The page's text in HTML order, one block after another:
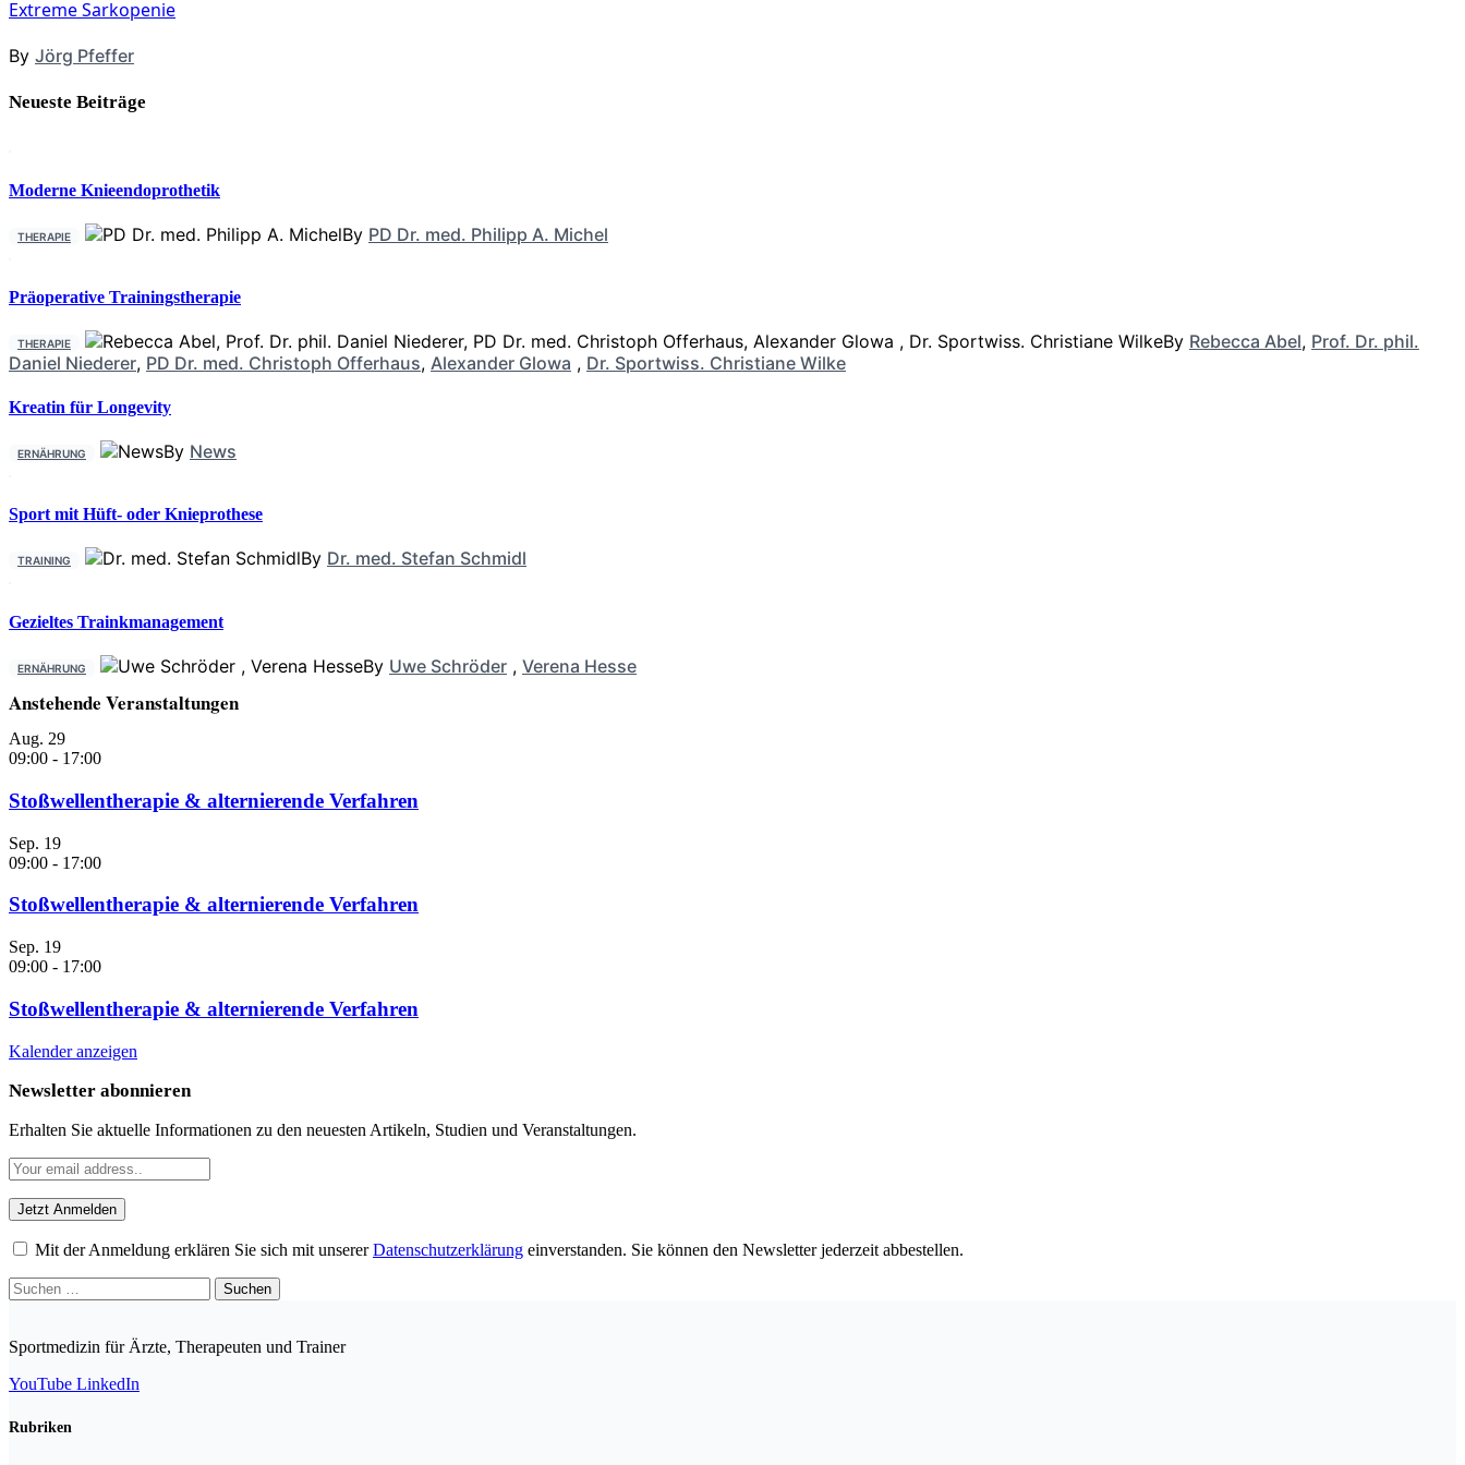
Extreme Sarkopenie
By Jörg Pfeffer
Neueste Beiträge
Moderne Knieendoprothetik
THERAPIE By PD Dr. med. Philipp A. Michel
Präoperative Trainingstherapie
THERAPIE By Rebecca Abel, Prof. Dr. phil.
Daniel Niederer, PD Dr. med. Christoph Offerhaus, Alexander Glowa , Dr. Sportwiss. Christiane Wilke
Kreatin für Longevity
ERNÄHRUNG By News
Sport mit Hüft- oder Knieprothese
TRAINING By Dr. med. Stefan Schmidl
Gezieltes Trainkmanagement
ERNÄHRUNG By Uwe Schröder , Verena Hesse
Anstehende Veranstaltungen
Aug. 29
09:00 - 17:00
Stoßwellentherapie & alternierende Verfahren
Sep. 19
09:00 - 17:00
Stoßwellentherapie & alternierende Verfahren
Sep. 19
09:00 - 17:00
Stoßwellentherapie & alternierende Verfahren
Kalender anzeigen
Newsletter abonnieren
Erhalten Sie aktuelle Informationen zu den neuesten Artikeln, Studien und Veranstaltungen.
Mit der Anmeldung erklären Sie sich mit unsererDatenschutzerklärung einverstanden. Sie können den Newsletter jederzeit abbestellen.
Suchen
nach:
Sportmedizin für Ärzte, Therapeuten und Trainer
YouTube LinkedIn
Rubriken